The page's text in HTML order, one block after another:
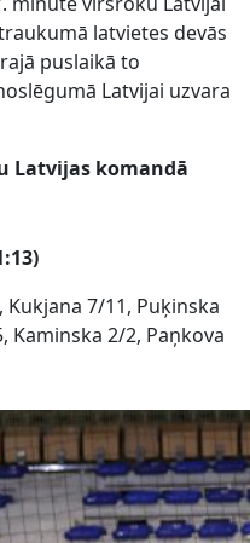
latvietes devās
puslaikā to
Latvijai uzvara
Latvijas komandā
Kukjana 7/11, Puķinska
Kaminska 2/2, Paņkova